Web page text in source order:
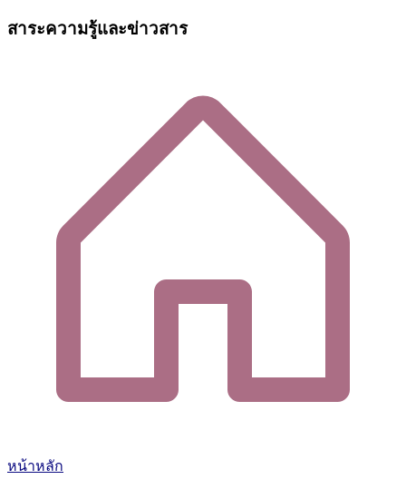
สาระความรู้และข่าวสาร
หน้าหลัก